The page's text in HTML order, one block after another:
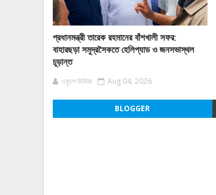
প্রধানমন্ত্রী তারেক রহমানের বাঁশখালী সফর:
বাহারছড়া সমুদ্রসৈকতে হেলিপ্যাড ও জনসভাস্থল
চূড়ান্ত
একুশে মিডিয়া Aug 04, 2026
BLOGGER